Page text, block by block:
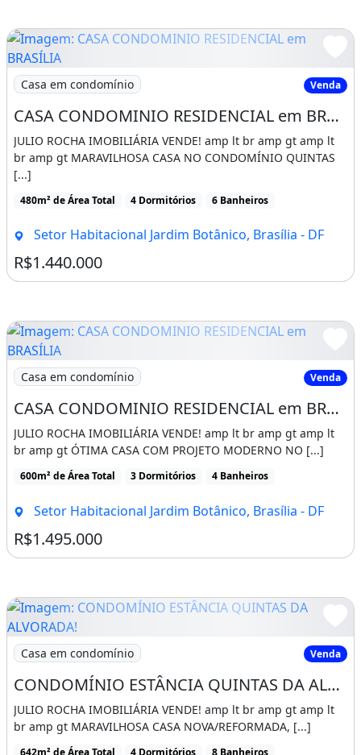
Imagem: CASA CONDOMINIO RESIDENCIAL em BRASÍLIA
Casa em condomínio Venda
CASA CONDOMINIO RESIDENCIAL em BRASÍLIA - DF, SETOR HABITACIONAL JARDIM BOTÂNICO
JULIO ROCHA IMOBILIÁRIA VENDE! amp lt br amp gt amp lt
br amp gt MARAVILHOSA CASA NO CONDOMÍNIO QUINTAS
[...]
480m² de Área Total 4 Dormitórios 6 Banheiros
Setor Habitacional Jardim Botânico, Brasília - DF
R$1.440.000
Imagem: CASA CONDOMINIO RESIDENCIAL em BRASÍLIA
Casa em condomínio Venda
CASA CONDOMINIO RESIDENCIAL em BRASÍLIA - DF, SETOR HABITACIONAL JARDIM BOTÂNICO
JULIO ROCHA IMOBILIÁRIA VENDE! amp lt br amp gt amp lt
br amp gt ÓTIMA CASA COM PROJETO MODERNO NO [...]
600m² de Área Total 3 Dormitórios 4 Banheiros
Setor Habitacional Jardim Botânico, Brasília - DF
R$1.495.000
Imagem: CONDOMÍNIO ESTÂNCIA QUINTAS DA
Casa em condomínio Venda
CONDOMÍNIO ESTÂNCIA QUINTAS DA ALVORADA!
JULIO ROCHA IMOBILIÁRIA VENDE! amp lt br amp gt amp lt
br amp gt MARAVILHOSA CASA NOVA/REFORMADA, [...]
642m² de Área Total 4 Dormitórios 8 Banheiros